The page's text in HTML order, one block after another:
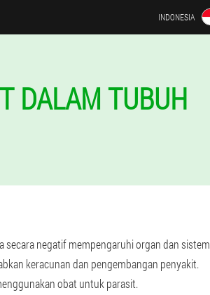
INDONESIA
DALAM TUBUH
negatif mempengaruhi organ dan sistem
keracunan dan pengembangan penyakit.
obat untuk parasit.